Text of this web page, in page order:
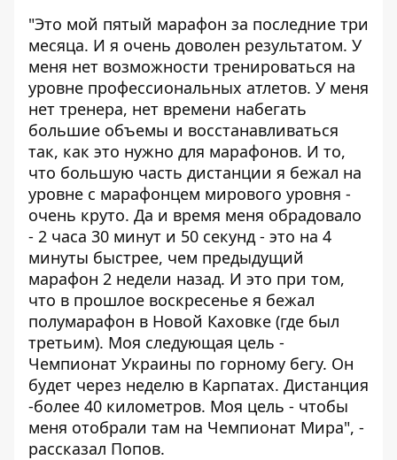
"Это мой пятый марафон за последние три
месяца. И я очень доволен результатом. У
меня нет возможности тренироваться на
уровне профессиональных атлетов. У меня
нет тренера, нет времени набегать
большие объемы и восстанавливаться
так, как это нужно для марафонов. И то,
что большую часть дистанции я бежал на
уровне с марафонцем мирового уровня -
очень круто. Да и время меня обрадовало
- 2 часа 30 минут и 50 секунд - это на 4
минуты быстрее, чем предыдущий
марафон 2 недели назад. И это при том,
что в прошлое воскресенье я бежал
полумарафон в Новой Каховке (где был
третьим). Моя следующая цель -
Чемпионат Украины по горному бегу. Он
будет через неделю в Карпатах. Дистанция
-более 40 километров. Моя цель - чтобы
меня отобрали там на Чемпионат Мира", -
рассказал Попов.